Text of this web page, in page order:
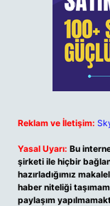
Reklam ve İletişim:
Yasal Uyarı: Bu
şirketi ile hiçbir
hazırladığımız
haber niteliği
paylaşım